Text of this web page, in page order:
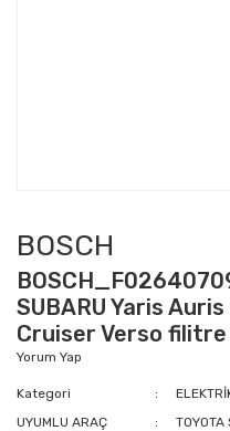
BOSCH
SUBARU Yaris
Cruiser Verso filitre
Yorum Yap
Kategori
UYUMLU ARAÇ
TOYOTA